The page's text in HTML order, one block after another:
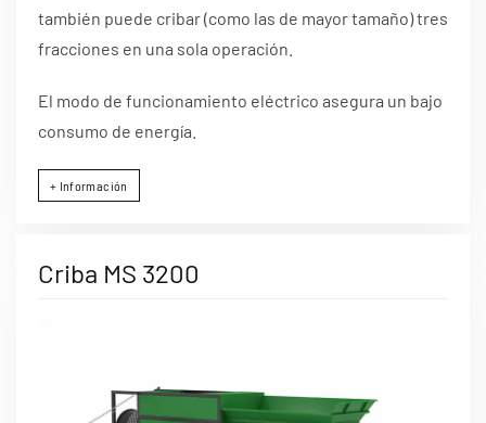
también puede cribar (como las de mayor tamaño) tres
fracciones en una sola operación.
El modo de funcionamiento eléctrico asegura un bajo
consumo de energía.
+ Información
Criba MS 3200